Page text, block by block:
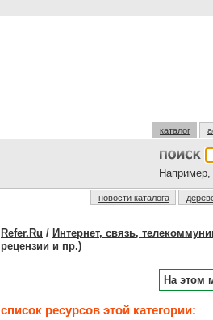
каталог
Например,
новости каталога
Refer.Ru / Интернет, связь,
рецензии и пр.)
На этом
список ресурсов этой категории: